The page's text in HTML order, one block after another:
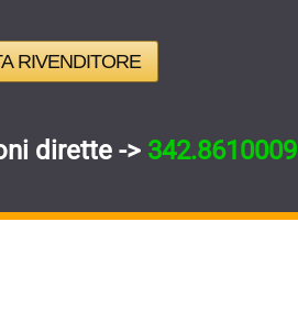
RIVENDITORE
dirette -> 342.8610009